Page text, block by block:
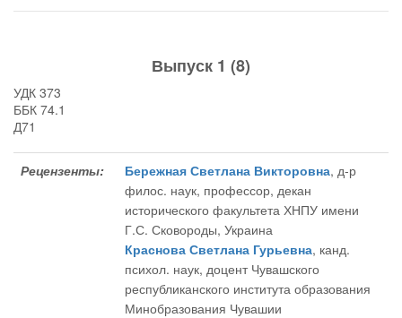
Выпуск 1 (8)
УДК 373
ББК 74.1
Д71
Рецензенты: Бережная Светлана Викторовна, д-р
филос. наук, профессор, декан
исторического факультета ХНПУ имени
Г.С. Сковороды, Украина
Краснова Светлана Гурьевна, канд.
психол. наук, доцент Чувашского
республиканского института образования
Минобразования Чувашии